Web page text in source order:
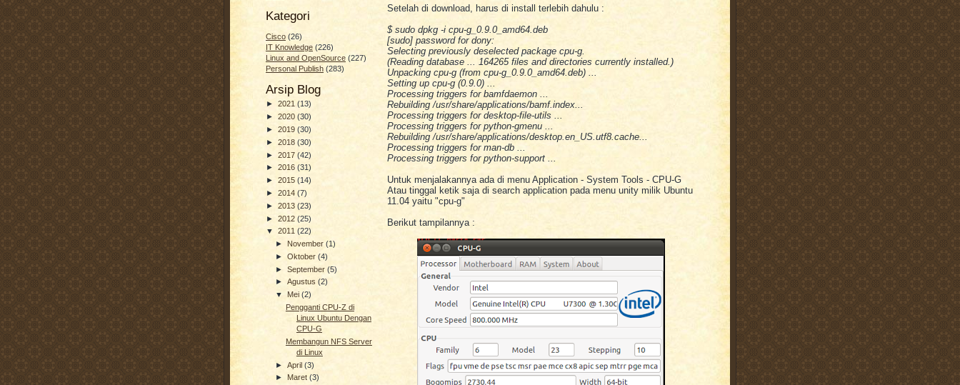
Kategori
Cisco (26)
IT Knowledge (226)
Linux and OpenSource (227)
Personal Publish (283)
Arsip Blog
► 2021 (13)
► 2020 (30)
► 2019 (30)
► 2018 (30)
► 2017 (42)
► 2016 (31)
► 2015 (14)
► 2014 (7)
► 2013 (23)
► 2012 (25)
▼ 2011 (22)
►November(1)
►Oktober(4)
►September(5)
►Agustus(2)
▼Mei(2)
Pengganti CPU-Z di
Linux Ubuntu Dengan
CPU-G
Membangun NFS Server
di Linux
►April(3)
► Maret(3)
Setelah di download, harus di install terlebih dahulu :
$ sudo dpkg -i cpu-g_0.9.0_amd64.deb
[sudo] password for dony:
Selecting previously deselected package cpu-g.
(Reading database ... 164265 files and directories currently installed.)
Unpacking cpu-g (from cpu-g_0.9.0_amd64.deb) ...
Setting up cpu-g (0.9.0) ...
Processing triggers for bamfdaemon ...
Rebuilding /usr/share/applications/bamf.index...
Processing triggers for desktop-file-utils ...
Processing triggers for python-gmenu ...
Rebuilding /usr/share/applications/desktop.en_US.utf8.cache...
Processing triggers for man-db ...
Processing triggers for python-support ...
Untuk menjalakannya ada di menu Application - System Tools - CPU-G
Atau tinggal ketik saja di search application pada menu unity milik Ubuntu
11.04 yaitu "cpu-g"
Berikut tampilannya :